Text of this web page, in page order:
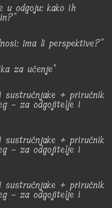
u odgoju: kako ih
Ima li perspektive?"
za učenje"
sustručnjake + priručnik
- za odgojitelje i
sustručnjake + priručnik
- za odgojitelje i
sustručnjake + priručnik
- za odgojitelje i